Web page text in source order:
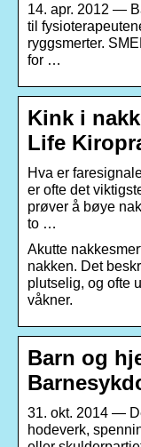
14. apr. 2012 —
til
ryggsmerter.
for …
Kink i
Life
Hva er
er ofte det
prøver å bøye
to …
Akutte
nakken. Det
plutselig, og ofte
våkner.
Barn og
31. okt. 2014 —
hodeverk,